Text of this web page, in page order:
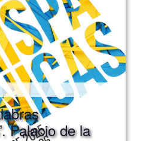
Palacio de la